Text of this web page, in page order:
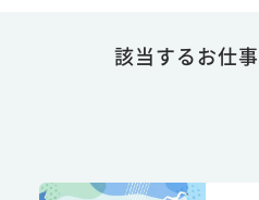
該当するお仕